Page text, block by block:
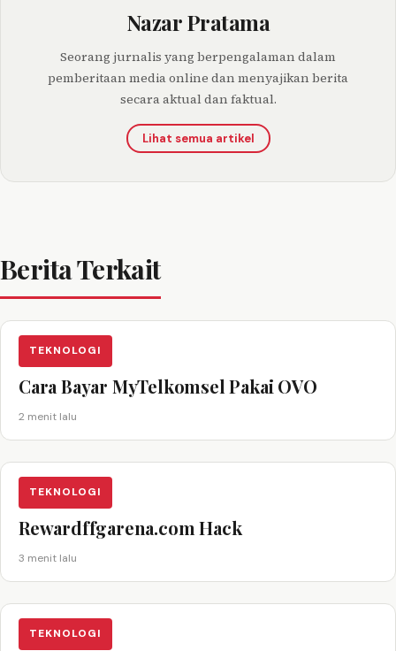
Nazar Pratama
Seorang jurnalis yang berpengalaman dalam
pemberitaan media online dan menyajikan berita
secara aktual dan faktual.
Lihat semua artikel
Berita Terkait
TEKNOLOGI
Cara Bayar MyTelkomsel Pakai OVO
2 menit lalu
TEKNOLOGI
Rewardffgarena.com Hack
3 menit lalu
TEKNOLOGI